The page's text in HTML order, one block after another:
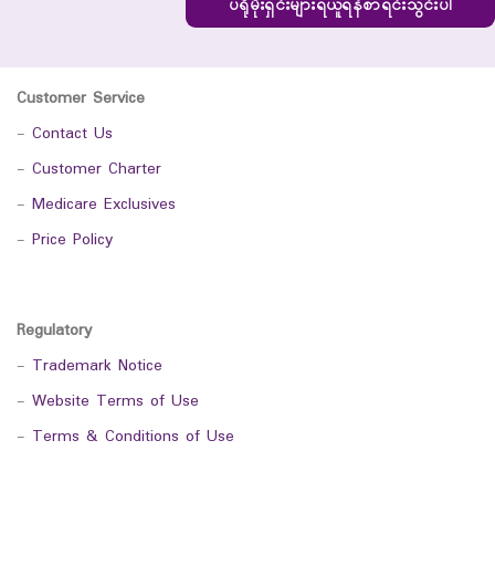
ပရိုမိုးရှင်းများရယူရန်စာရင်းသွင်းပါ
Customer Service
- Contact Us
- Customer Charter
- Medicare Exclusives
- Price Policy
Regulatory
- Trademark Notice
- Website Terms of Use
- Terms & Conditions of Use